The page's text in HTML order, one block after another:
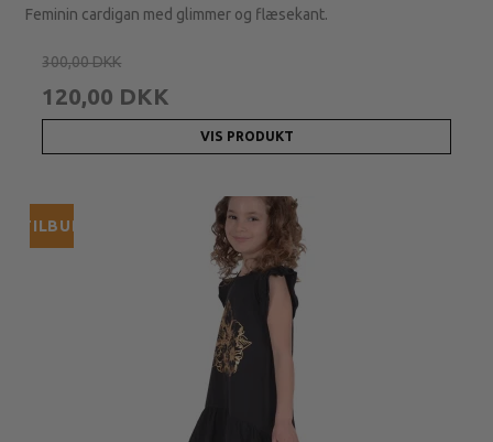
Feminin cardigan med glimmer og flæsekant.
300,00 DKK
120,00 DKK
VIS PRODUKT
TILBUD